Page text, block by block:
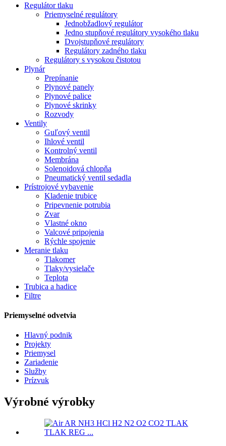
Regulátor tlaku
Priemyselné regulátory
Jednobžadlový regulátor
Jedno stupňové regulátory vysokého tlaku
Dvojstupňové regulátory
Regulátory zadného tlaku
Regulátory s vysokou čistotou
Plynár
Prepínanie
Plynové panely
Plynové palice
Plynové skrinky
Rozvody
Ventily
Guľový ventil
Ihlové ventil
Kontrolný ventil
Membrána
Solenoidová chlopňa
Pneumatický ventil sedadla
Prístrojové vybavenie
Kladenie trubice
Pripevnenie potrubia
Zvar
Vlastné okno
Valcové pripojenia
Rýchle spojenie
Meranie tlaku
Tlakomer
Tlaky/vysielače
Teplota
Trubica a hadice
Filtre
Priemyselné odvetvia
Hlavný podnik
Projekty
Priemysel
Zariadenie
Služby
Prízvuk
Výrobné výrobky